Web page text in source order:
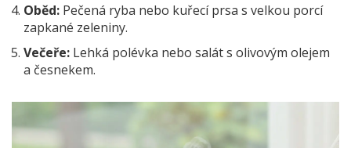
Oběd: Pečená ryba nebo kuřecí prsa s velkou porcí
zapkané zeleniny.
Večeře: Lehká polévka nebo salát s olivovým olejem
a česnekem.